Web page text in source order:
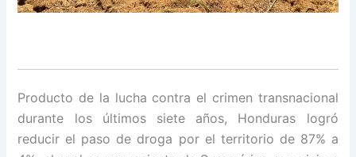
Producto de la lucha contra el crimen transnacional
durante los últimos siete años, Honduras logró
reducir el paso de droga por el territorio de 87% a